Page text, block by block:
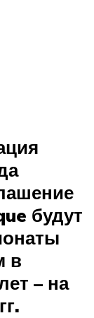
будут
в
– на